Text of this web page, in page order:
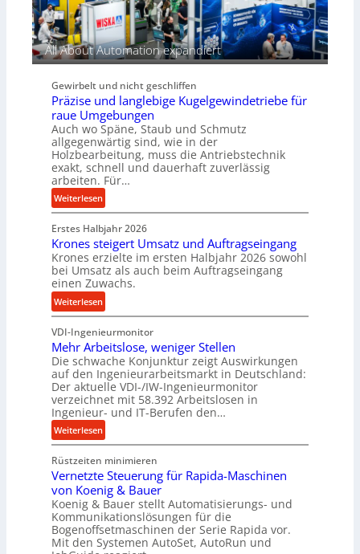
t
i
e
e
m
a
n
e
b
e
i
m
D
r
ü
c
k
p
r
o
z
e
s
s
n
n
t
s
c
h
i
m
J
u
l
i
All About Automation expandiert
Gewirbelt und nicht geschliffen
Präzise und langlebige Kugelgewindetriebe für
raue Umgebungen
Auch wo Späne, Staub und Schmutz
allgegenwärtig sind, wie in der
Holzbearbeitung, muss die Antriebstechnik
exakt, schnell und dauerhaft zuverlässig
arbeiten. Für…
Weiterlesen:
P
r
ä
z
i
s
e
u
n
d
l
a
n
g
e
b
i
g
e
K
u
g
Erstes Halbjahr 2026
Krones steigert Umsatz und Auftragseingang
Krones erzielte im ersten Halbjahr 2026 sowohl
bei Umsatz als auch beim Auftragseingang
einen Zuwachs.
Weiterlesen:
K
r
o
n
e
s
s
t
e
e
r
t
U
m
VDI-Ingenieurmonitor
Mehr Arbeitslose, weniger Stellen
Die schwache Konjunktur zeigt Auswirkungen
auf den Ingenieurarbeitsmarkt in Deutschland:
Der aktuelle VDI-/IW-Ingenieurmonitor
verzeichnet mit 58.392 Arbeitslosen in
Ingenieur- und IT-Berufen den…
Weiterlesen:
M
e
h
r
A
r
b
e
Rüstzeiten minimieren
Vernetzte Steuerung für Rapida-Maschinen
von Koenig & Bauer
Koenig & Bauer stellt Automatisierungs- und
Kommunikationslösungen für die
Bogenoffsetmaschinen der Serie Rapida vor.
Mit den Systemen AutoSet, AutoRun und